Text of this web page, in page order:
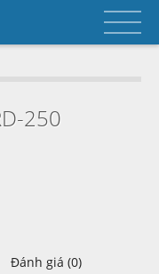
250
Đánh giá (0)